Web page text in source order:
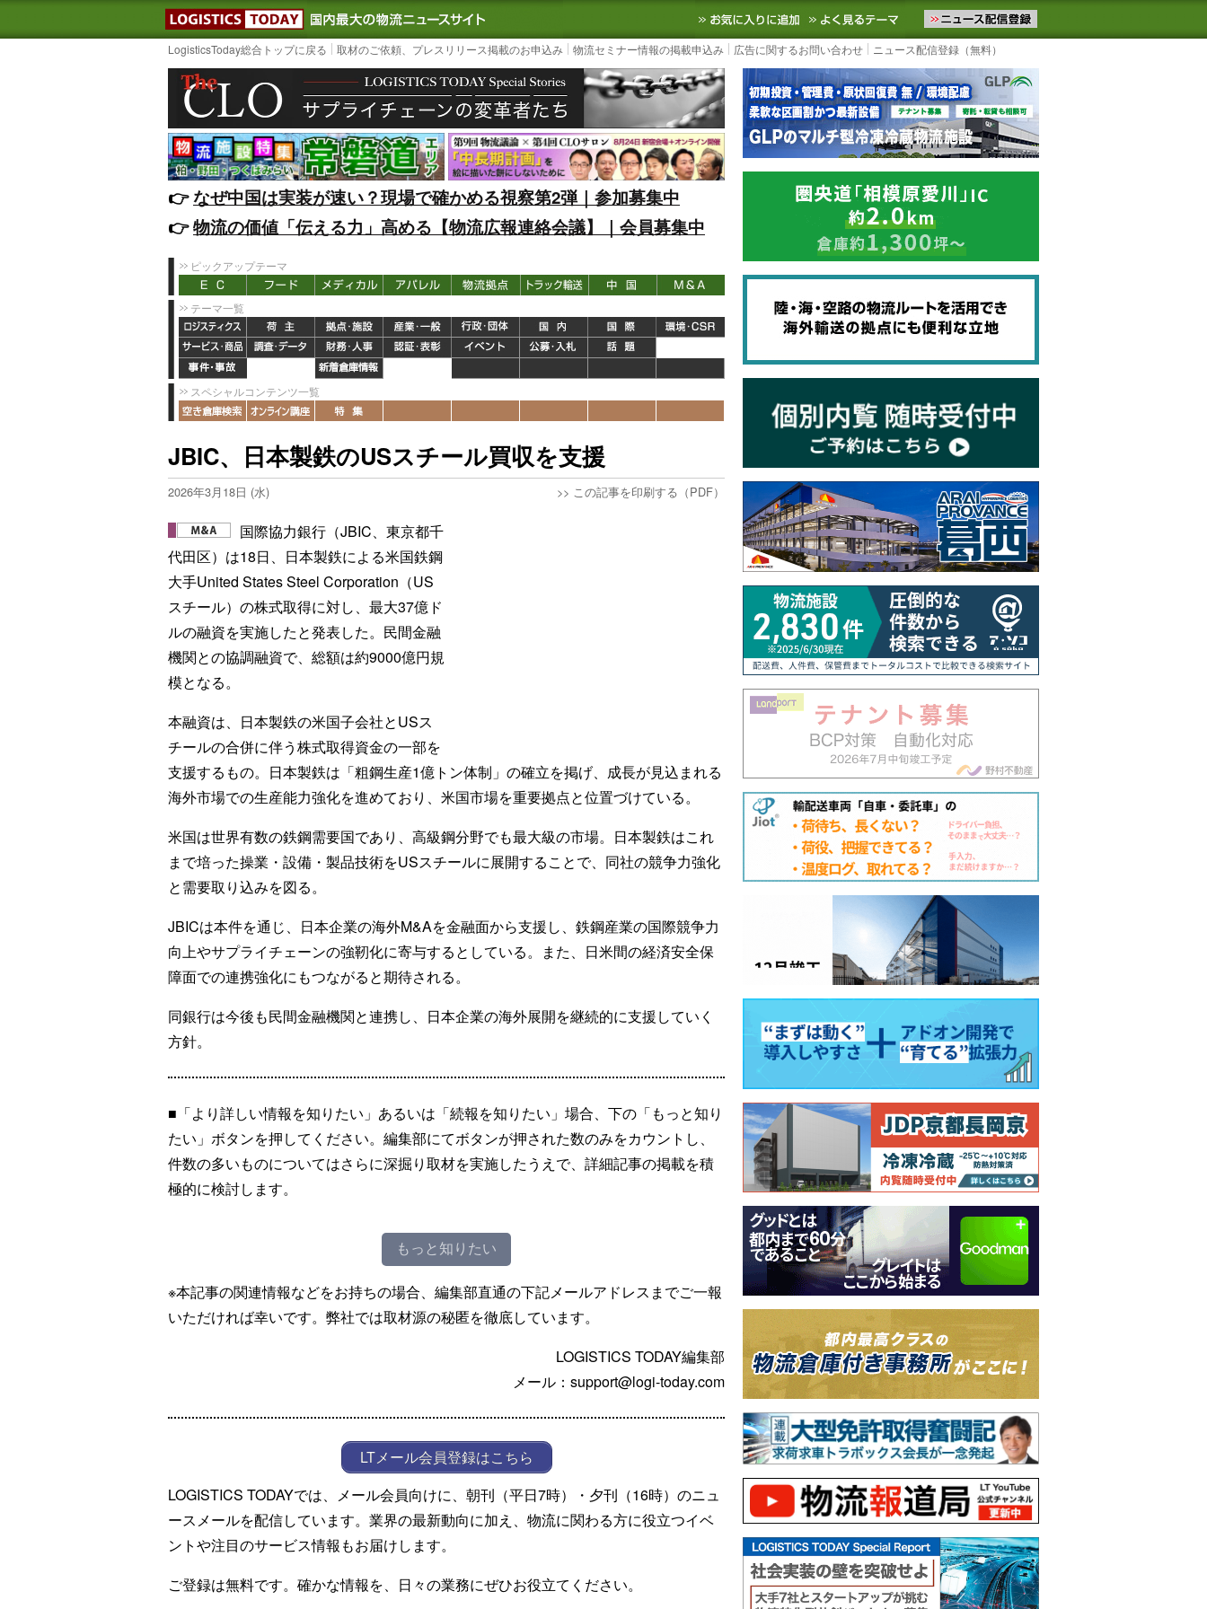
LOGISTICS TODAY｜国内最大の物流ニュースサイト3PL, SCMなど国内外の最新の物流ニュースをお届けします。物流ニュースメール配信を登録す
お気に入りに追加 よく見るテーマ
LogisticsToday総合トップに戻る 取材のご依頼、プレスリリース掲載のお申込み 物流セミナー情報の掲載申込み 広告に関するお問い合わせ ニュース配信登録（無料）
👉️なぜ中国は実装が速い？現場で確かめる視察第2弾｜参加募集中
👉️物流の価値「伝える力」高める【物流広報連絡会議】｜会員募集中
ピックアップテーマ
テーマ一覧
スペシャルコンテンツ一覧
JBIC、日本製鉄のUSスチール買収を支援
2026年3月18日 (水) >> この記事を印刷する（PDF）
国際協力銀行（JBIC、東京都千
代田区）は18日、日本製鉄による米国鉄鋼
大手United States Steel Corporation（US
スチール）の株式取得に対し、最大37億ド
ルの融資を実施したと発表した。民間金融
機関との協調融資で、総額は約9000億円規
模となる。
本融資は、日本製鉄の米国子会社とUSス
チールの合併に伴う株式取得資金の一部を
支援するもの。日本製鉄は「粗鋼生産1億トン体制」の確立を掲げ、成長が見込まれる
海外市場での生産能力強化を進めており、米国市場を重要拠点と位置づけている。
米国は世界有数の鉄鋼需要国であり、高級鋼分野でも最大級の市場。日本製鉄はこれ
まで培った操業・設備・製品技術をUSスチールに展開することで、同社の競争力強化
と需要取り込みを図る。
JBICは本件を通じ、日本企業の海外M&Aを金融面から支援し、鉄鋼産業の国際競争力
向上やサプライチェーンの強靭化に寄与するとしている。また、日米間の経済安全保
障面での連携強化にもつながると期待される。
同銀行は今後も民間金融機関と連携し、日本企業の海外展開を継続的に支援していく
方針。
■「より詳しい情報を知りたい」あるいは「続報を知りたい」場合、下の「もっと知り
たい」ボタンを押してください。編集部にてボタンが押された数のみをカウントし、
件数の多いものについてはさらに深掘り取材を実施したうえで、詳細記事の掲載を積
極的に検討します。
もっと知りたい
※本記事の関連情報などをお持ちの場合、編集部直通の下記メールアドレスまでご一報
いただければ幸いです。弊社では取材源の秘匿を徹底しています。
LOGISTICS TODAY編集部
メール：support@logi-today.com
LTメール会員登録はこちら
LOGISTICS TODAYでは、メール会員向けに、朝刊（平日7時）・夕刊（16時）のニュ
ースメールを配信しています。業界の最新動向に加え、物流に関わる方に役立つイベ
ントや注目のサービス情報もお届けします。
ご登録は無料です。確かな情報を、日々の業務にぜひお役立てください。